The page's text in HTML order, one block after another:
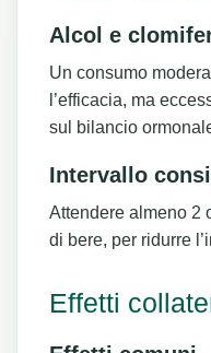
Alcol e
Un consumo
l’efficacia, ma
sul bilancio
Intervallo
Attendere almeno 2
di bere, per ridurre
Effetti